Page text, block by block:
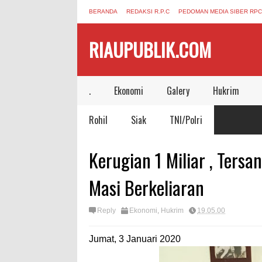
BERANDA REDAKSI R.P.C PEDOMAN MEDIA SIBER RPC
RIAUPUBLIK.COM
. Ekonomi Galery Hukrim
Rohil Siak TNI/Polri
Kerugian 1 Miliar ,
Masi Berkeliaran
Reply Ekonomi, Hukrim 19.05.00
Jumat, 3 Januari 2020